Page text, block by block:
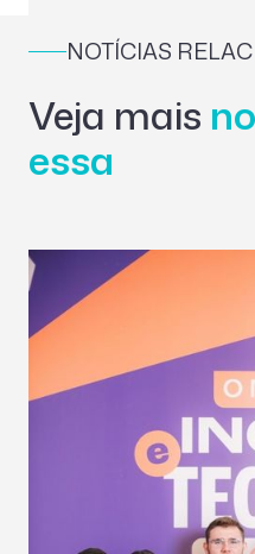
NOTÍCIAS
Veja mais
essa